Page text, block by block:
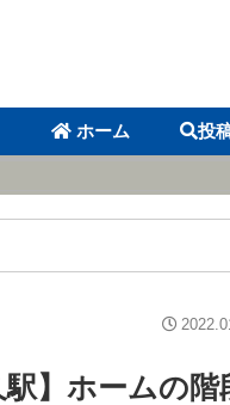
ホーム 投
駅】ホームの